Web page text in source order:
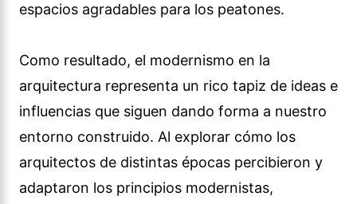
espacios agradables para los peatones.
Como resultado, el modernismo en la
arquitectura representa un rico tapiz de ideas e
influencias que siguen dando forma a nuestro
entorno construido. Al explorar cómo los
arquitectos de distintas épocas percibieron y
adaptaron los principios modernistas,